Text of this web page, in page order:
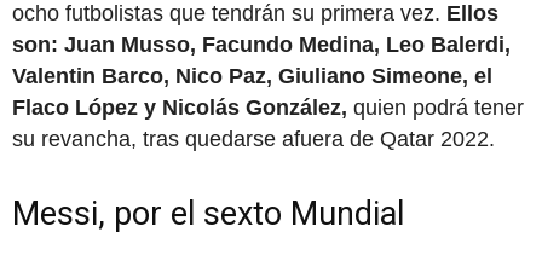
ocho futbolistas que tendrán su primera vez. Ellos
son: Juan Musso, Facundo Medina, Leo Balerdi,
Valentin Barco, Nico Paz, Giuliano Simeone, el
Flaco López y Nicolás González, quien podrá tener
su revancha, tras quedarse afuera de Qatar 2022.
Messi, por el sexto Mundial